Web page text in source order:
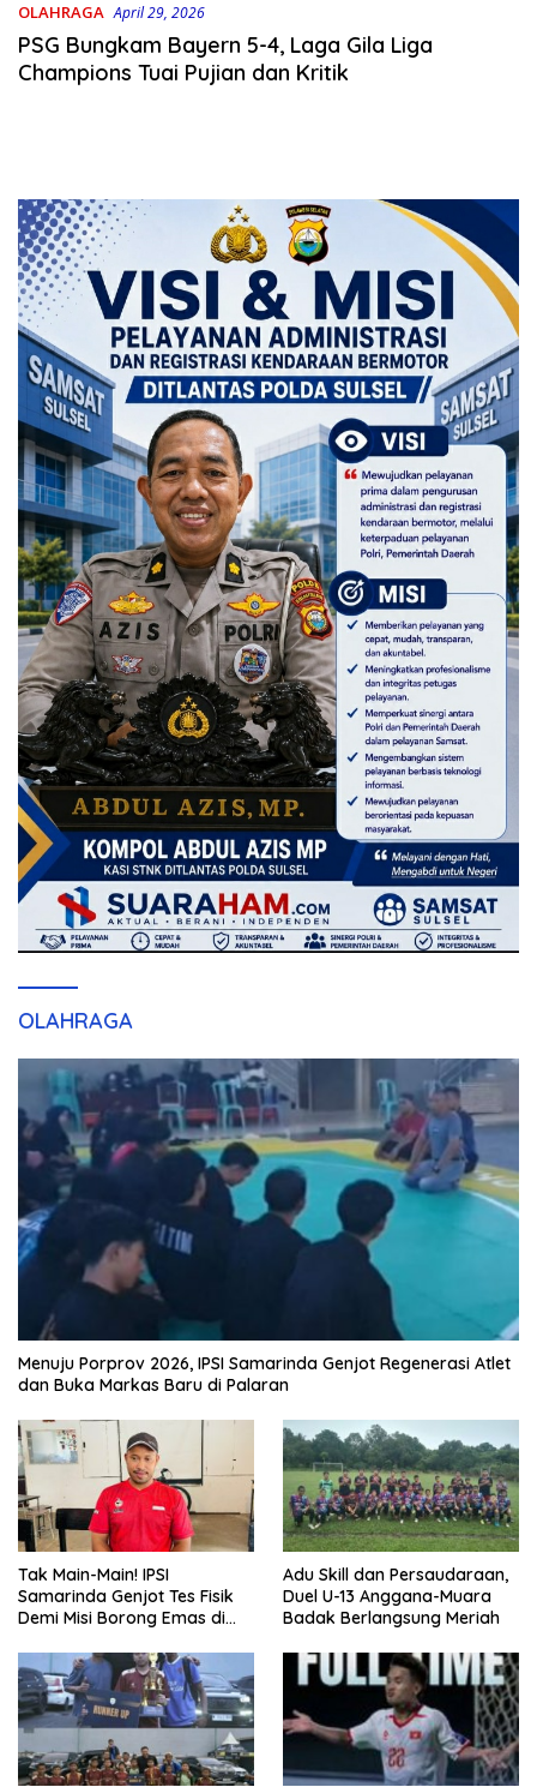
OLAHRAGA April 29, 2026
PSG Bungkam Bayern 5-4, Laga Gila Liga
Champions Tuai Pujian dan Kritik
OLAHRAGA
Menuju Porprov 2026, IPSI Samarinda Genjot Regenerasi Atlet
dan Buka Markas Baru di Palaran
Tak Main-Main! IPSI
Samarinda Genjot Tes Fisik
Demi Misi Borong Emas di
Adu Skill dan Persaudaraan,
Duel U-13 Anggana-Muara
Badak Berlangsung Meriah